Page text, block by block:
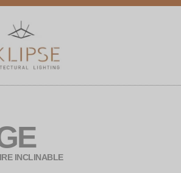
Architectural
INCLINABLE